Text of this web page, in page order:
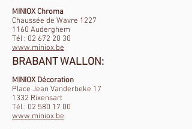
MINIOX Chroma
Chaussée de Wavre 1227
1160 Auderghem
Tél : 02 672 20 30
www.miniox.be
BRABANT WALLON:
MINIOX Décoration
Place Jean Vanderbeke 17
1332 Rixensart
Tél.: 02 580 17 00
www.miniox.be